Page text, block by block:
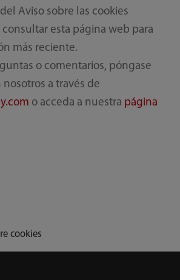
Aviso sobre las cookies
consultar esta página web para
más reciente.
o comentarios, póngase
a través de
o acceda a nuestra página
cookies